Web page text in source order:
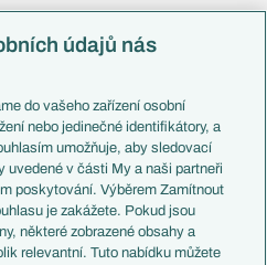
Česko
Francie
Itálie
Německo
Španělsko
Argentina
Brazílie
Přestupy
údajů nás
do vašeho zařízení osobní
nebo jedinečné identifikátory, a
umožňuje, aby sledovací
uvedené v části My a naši partneři
poskytování. Výběrem Zamítnout
je zakážete. Pokud jsou
některé zobrazené obsahy a
relevantní. Tuto nabídku můžete